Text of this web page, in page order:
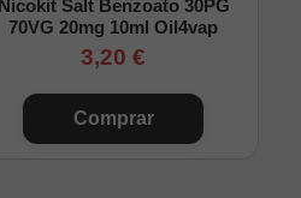
Nicokit Salt Benzoato 30PG
70VG 20mg 10ml Oil4vap
3,20 €
Comprar